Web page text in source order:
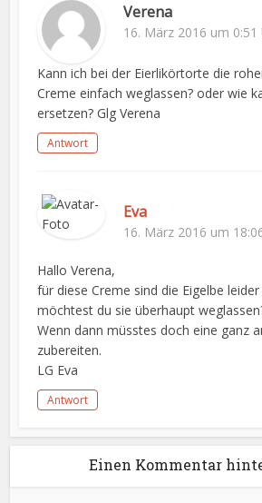
Verena
16. März 2016 um 0:51
Kann ich bei der Eierlikörtorte die
Creme einfach weglassen? oder wie
ersetzen? Glg Verena
Antwort
Eva
16. März 2016 um
Hallo Verena,
für diese Creme sind die Eigelbe
möchtest du sie überhaupt
Wenn dann müsstes doch eine ganz
zubereiten.
LG Eva
Antwort
Einen Kommentar